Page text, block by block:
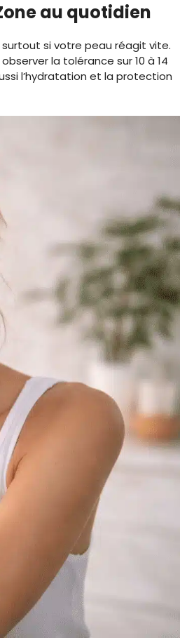
au quotidien
surtout si votre peau réagit vite.
la tolérance sur 10 à 14
l’hydratation et la protection